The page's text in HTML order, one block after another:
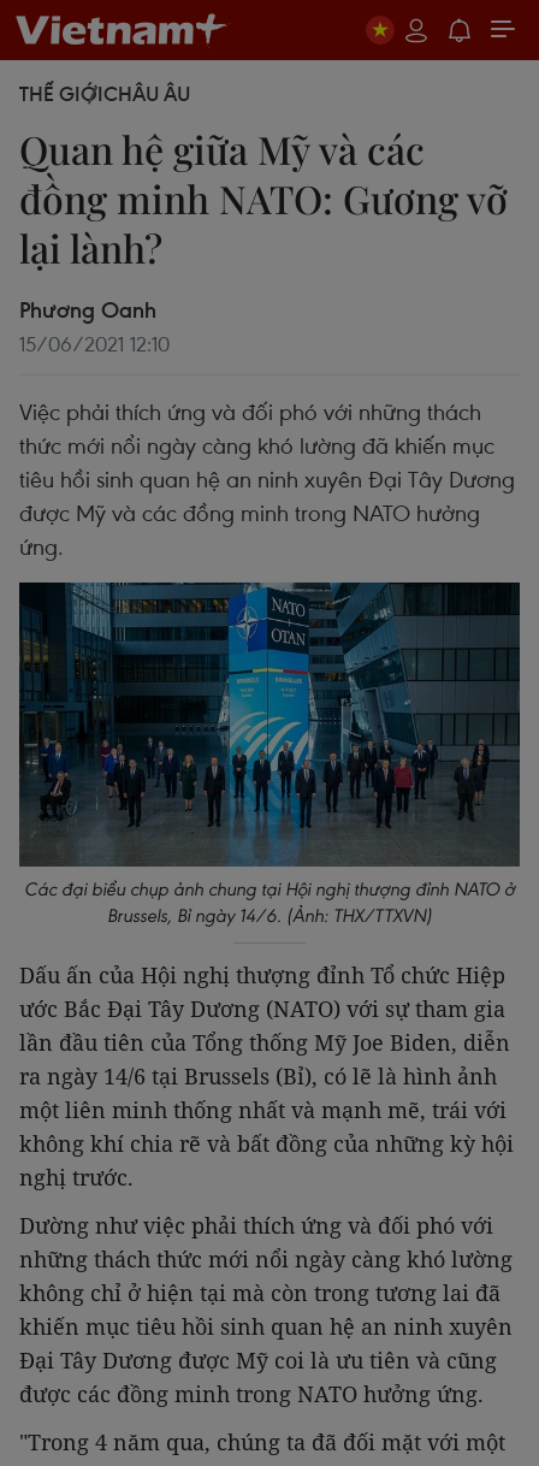
THẾ GIỚICHÂU ÂU
Quan hệ giữa Mỹ và các
đồng minh NATO: Gương vỡ
lại lành?
Phương Oanh
15/06/2021 12:10
Việc phải thích ứng và đối phó với những thách
thức mới nổi ngày càng khó lường đã khiến mục
tiêu hồi sinh quan hệ an ninh xuyên Đại Tây Dương
được Mỹ và các đồng minh trong NATO hưởng
ứng.
Các đại biểu chụp ảnh chung tại Hội nghị thượng đỉnh NATO ở
Brussels, Bỉ ngày 14/6. (Ảnh: THX/TTXVN)
Dấu ấn của Hội nghị thượng đỉnh Tổ chức Hiệp
ước Bắc Đại Tây Dương (NATO) với sự tham gia
lần đầu tiên của Tổng thống Mỹ Joe Biden, diễn
ra ngày 14/6 tại Brussels (Bỉ), có lẽ là hình ảnh
một liên minh thống nhất và mạnh mẽ, trái với
không khí chia rẽ và bất đồng của những kỳ hội
nghị trước.
Dường như việc phải thích ứng và đối phó với
những thách thức mới nổi ngày càng khó lường
không chỉ ở hiện tại mà còn trong tương lai đã
khiến mục tiêu hồi sinh quan hệ an ninh xuyên
Đại Tây Dương được Mỹ coi là ưu tiên và cũng
được các đồng minh trong NATO hưởng ứng.
"Trong 4 năm qua, chúng ta đã đối mặt với một